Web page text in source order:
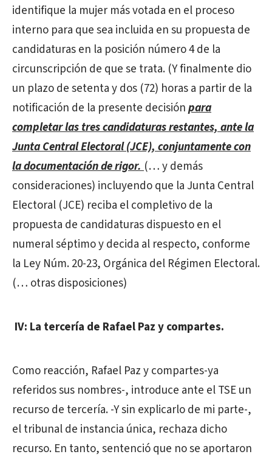
identifique la mujer más votada en el proceso
interno para que sea incluida en su propuesta de
candidaturas en la posición número 4 de la
circunscripción de que se trata. (Y finalmente dio
un plazo de setenta y dos (72) horas a partir de la
notificación de la presente decisiónpara
completar las tres candidaturas restantes, ante la
Junta Central Electoral (JCE), conjuntamente con
la documentación de rigor.(… y demás
consideraciones) incluyendo que la Junta Central
Electoral (JCE) reciba el completivo de la
propuesta de candidaturas dispuesto en el
numeral séptimo y decida al respecto, conforme
la Ley Núm. 20-23, Orgánica del Régimen Electoral.
(… otras disposiciones)
IV: La tercería de Rafael Paz y compartes.
Como reacción, Rafael Paz y compartes-ya
referidos sus nombres-, introduce ante el TSE un
recurso de tercería. -Y sin explicarlo de mi parte-,
el tribunal de instancia única, rechaza dicho
recurso. En tanto, sentenció que no se aportaron